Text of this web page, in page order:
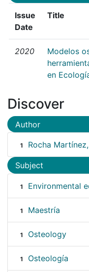
Issue
Date
Title
2020
Modelos
en
Discover
Author
1 Rocha
Subject
1 Environmental
1 Maestría
1 Osteology
1 Osteología